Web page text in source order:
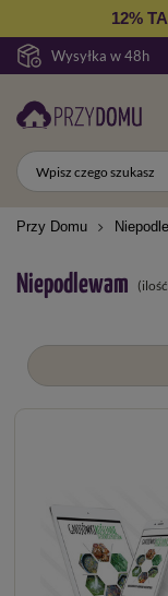
Wysyłka w 48h
12%
Przy Domu
Niepodlewam